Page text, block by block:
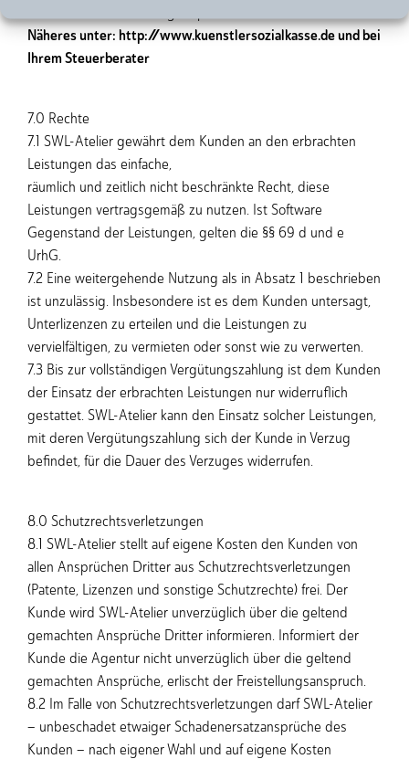
Näheres unter: http://www.kuenstlersozialkasse.de und bei
Ihrem Steuerberater
7.0 Rechte
7.1 SWL-Atelier gewährt dem Kunden an den erbrachten
Leistungen das einfache,
räumlich und zeitlich nicht beschränkte Recht, diese
Leistungen vertragsgemäß zu nutzen. Ist Software
Gegenstand der Leistungen, gelten die §§ 69 d und e
UrhG.
7.2 Eine weitergehende Nutzung als in Absatz 1 beschrieben
ist unzulässig. Insbesondere ist es dem Kunden untersagt,
Unterlizenzen zu erteilen und die Leistungen zu
vervielfältigen, zu vermieten oder sonst wie zu verwerten.
7.3 Bis zur vollständigen Vergütungszahlung ist dem Kunden
der Einsatz der erbrachten Leistungen nur widerruflich
gestattet. SWL-Atelier kann den Einsatz solcher Leistungen,
mit deren Vergütungszahlung sich der Kunde in Verzug
befindet, für die Dauer des Verzuges widerrufen.
8.0 Schutzrechtsverletzungen
8.1 SWL-Atelier stellt auf eigene Kosten den Kunden von
allen Ansprüchen Dritter aus Schutzrechtsverletzungen
(Patente, Lizenzen und sonstige Schutzrechte) frei. Der
Kunde wird SWL-Atelier unverzüglich über die geltend
gemachten Ansprüche Dritter informieren. Informiert der
Kunde die Agentur nicht unverzüglich über die geltend
gemachten Ansprüche, erlischt der Freistellungsanspruch.
8.2 Im Falle von Schutzrechtsverletzungen darf SWL-Atelier
– unbeschadet etwaiger Schadenersatzansprüche des
Kunden – nach eigener Wahl und auf eigene Kosten